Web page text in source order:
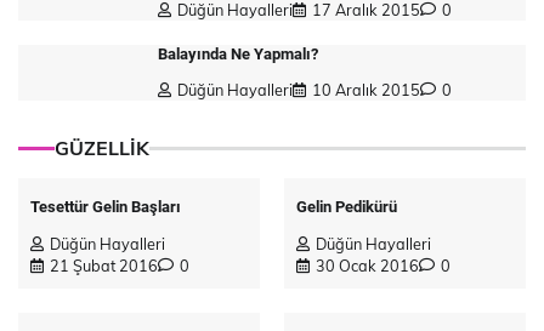
Düğün Hayalleri 17 Aralık 2015 0
Balayında Ne Yapmalı?
Düğün Hayalleri 10 Aralık 2015 0
GÜZELLİK
Tesettür Gelin Başları
Düğün Hayalleri
21 Şubat 2016
0
Gelin Pedikürü
Düğün Hayalleri
30 Ocak 2016
0